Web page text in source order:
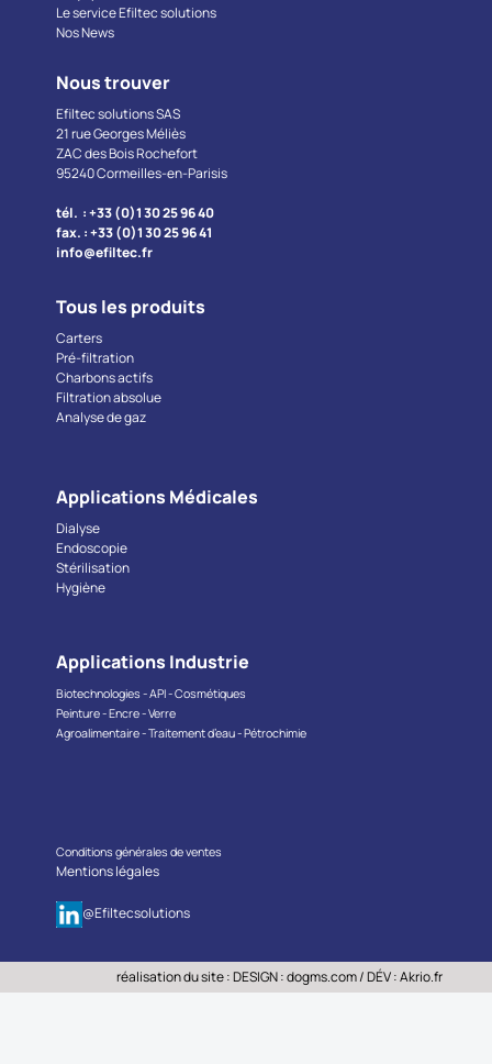
Le service Efiltec solutions
Nos News
Nous trouver
Efiltec solutions SAS
21 rue Georges Méliès
ZAC des Bois Rochefort
95240 Cormeilles-en-Parisis
tél. : +33 (0)1 30 25 96 40
fax. : +33 (0)1 30 25 96 41
info@efiltec.fr
Tous les produits
Carters
Pré-filtration
Charbons actifs
Filtration absolue
Analyse de gaz
Applications Médicales
Dialyse
Endoscopie
Stérilisation
Hygiène
Applications Industrie
Biotechnologies - API - Cosmétiques
Peinture - Encre - Verre
Agroalimentaire - Traitement d’eau - Pétrochimie
Conditions générales de ventes
Mentions légales
@Efiltecsolutions
réalisation du site : DESIGN :dogms.com/ DÉV :Akrio.fr